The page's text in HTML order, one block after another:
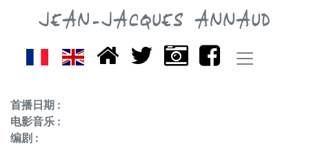
JEAN-JACQUES ANNAUD
首播日期 :
电影音乐 :
编剧 :